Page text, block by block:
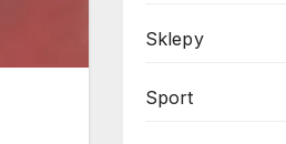
Sklepy
Sport